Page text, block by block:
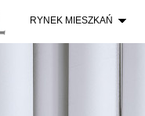
RYNEK MIESZKAŃ